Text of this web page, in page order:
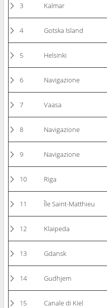
3 Kalmar
4 Gotska Island
5 Helsinki
6 Navigazione
7 Vaasa
8 Navigazione
9 Navigazione
10 Riga
11 Île Saint-Matthieu
12 Klaipeda
13 Gdansk
14 Gudhjem
15 Canale di Kiel